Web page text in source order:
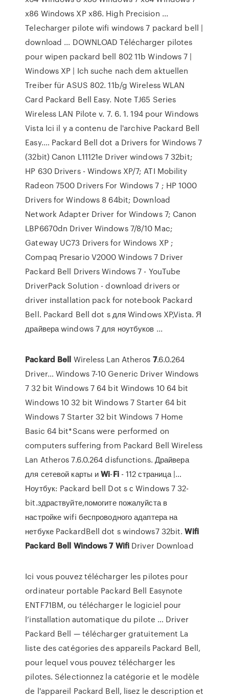
x86 Windows XP x86. High Precision ...
Telecharger pilote wifi windows 7 packard bell |
download ... DOWNLOAD Télécharger pilotes
pour wipen packard bell 802 11b Windows 7 |
Windows XP | Ich suche nach dem aktuellen
Treiber für ASUS 802. 11b/g Wireless WLAN
Card Packard Bell Easy. Note TJ65 Series
Wireless LAN Pilote v. 7. 6. 1. 194 pour Windows
Vista Ici il y a contenu de l'archive Packard Bell
Easy.… Packard Bell dot a Drivers for Windows 7
(32bit) Canon L11121e Driver windows 7 32bit;
HP 630 Drivers - Windows XP/7; ATI Mobility
Radeon 7500 Drivers For Windows 7 ; HP 1000
Drivers for Windows 8 64bit; Download
Network Adapter Driver for Windows 7; Canon
LBP6670dn Driver Windows 7/8/10 Mac;
Gateway UC73 Drivers for Windows XP ;
Compaq Presario V2000 Windows 7 Driver
Packard Bell Drivers Windows 7 - YouTube
DriverPack Solution - download drivers or
driver installation pack for notebook Packard
Bell. Packard Bell dot s для Windows XP,Vista. Я
драйвера windows 7 для ноутбуков ...
Packard Bell Wireless Lan Atheros 7.6.0.264
Driver… Windows 7-10 Generic Driver Windows
7 32 bit Windows 7 64 bit Windows 10 64 bit
Windows 10 32 bit Windows 7 Starter 64 bit
Windows 7 Starter 32 bit Windows 7 Home
Basic 64 bit*Scans were performed on
computers suffering from Packard Bell Wireless
Lan Atheros 7.6.0.264 disfunctions. Драйвера
для сетевой карты иWi-Fi- 112 страница |…
Ноутбук: Packard bell Dot s с Windows 7 32-
bit.здраствуйте,помогите пожалуйста в
настройке wifi беспроводного адаптера на
нетбуке PackardBell dot s windows7 32bit.Wifi
Packard Bell Windows7 Wifi Driver Download
Ici vous pouvez télécharger les pilotes pour
ordinateur portable Packard Bell Easynote
ENTF71BM, ou télécharger le logiciel pour
l’installation automatique du pilote … Driver
Packard Bell — télécharger gratuitement La
liste des catégories des appareils Packard Bell,
pour lequel vous pouvez télécharger les
pilotes. Sélectionnez la catégorie et le modèle
de l'appareil Packard Bell, lisez le description et